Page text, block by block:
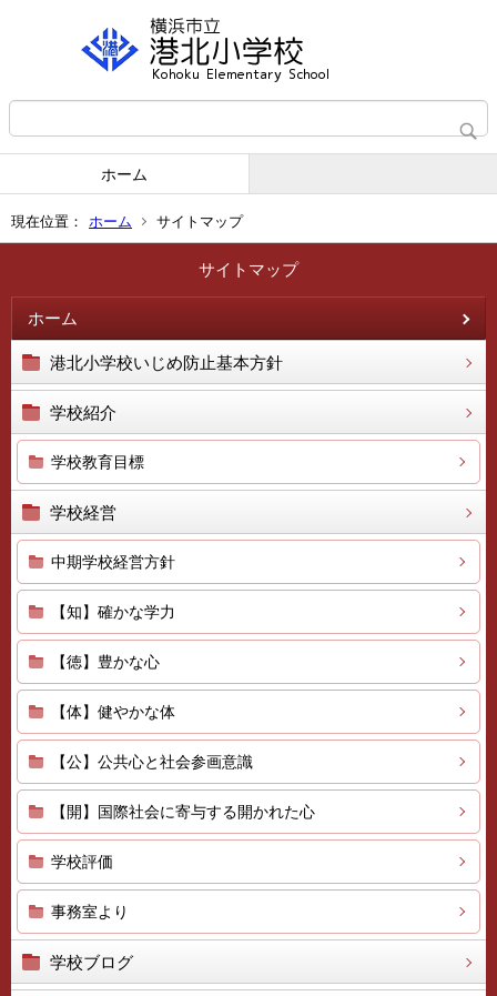
ホーム
現在位置： ホーム サイトマップ
サイトマップ
ホーム
港北小学校いじめ防止基本方針
学校紹介
学校教育目標
学校経営
中期学校経営方針
【知】確かな学力
【徳】豊かな心
【体】健やかな体
【公】公共心と社会参画意識
【開】国際社会に寄与する開かれた心
学校評価
事務室より
学校ブログ